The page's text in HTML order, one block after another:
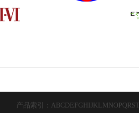
产品索引： A BCDEFGHI JK L MNOPQRST